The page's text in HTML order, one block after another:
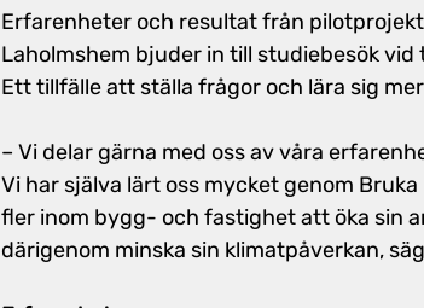
Erfarenheter och resultat från
Laholmshem bjuder in till studiebesök
Ett tillfälle att ställa frågor och lära sig
– Vi delar gärna med oss av våra
Vi har själva lärt oss mycket genom
fler inom bygg- och fastighet att öka sin
därigenom minska sin klimatpåverkan,